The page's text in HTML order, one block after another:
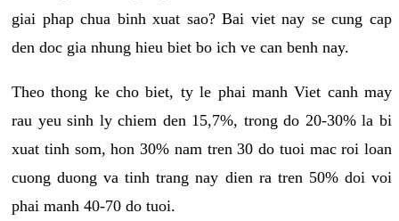
giai phap chua binh xuat sao? Bai viet nay se cung cap
den doc gia nhung hieu biet bo ich ve can benh nay.
Theo thong ke cho biet, ty le phai manh Viet canh may
rau yeu sinh ly chiem den 15,7%, trong do 20-30% la bi
xuat tinh som, hon 30% nam tren 30 do tuoi mac roi loan
cuong duong va tinh trang nay dien ra tren 50% doi voi
phai manh 40-70 do tuoi.